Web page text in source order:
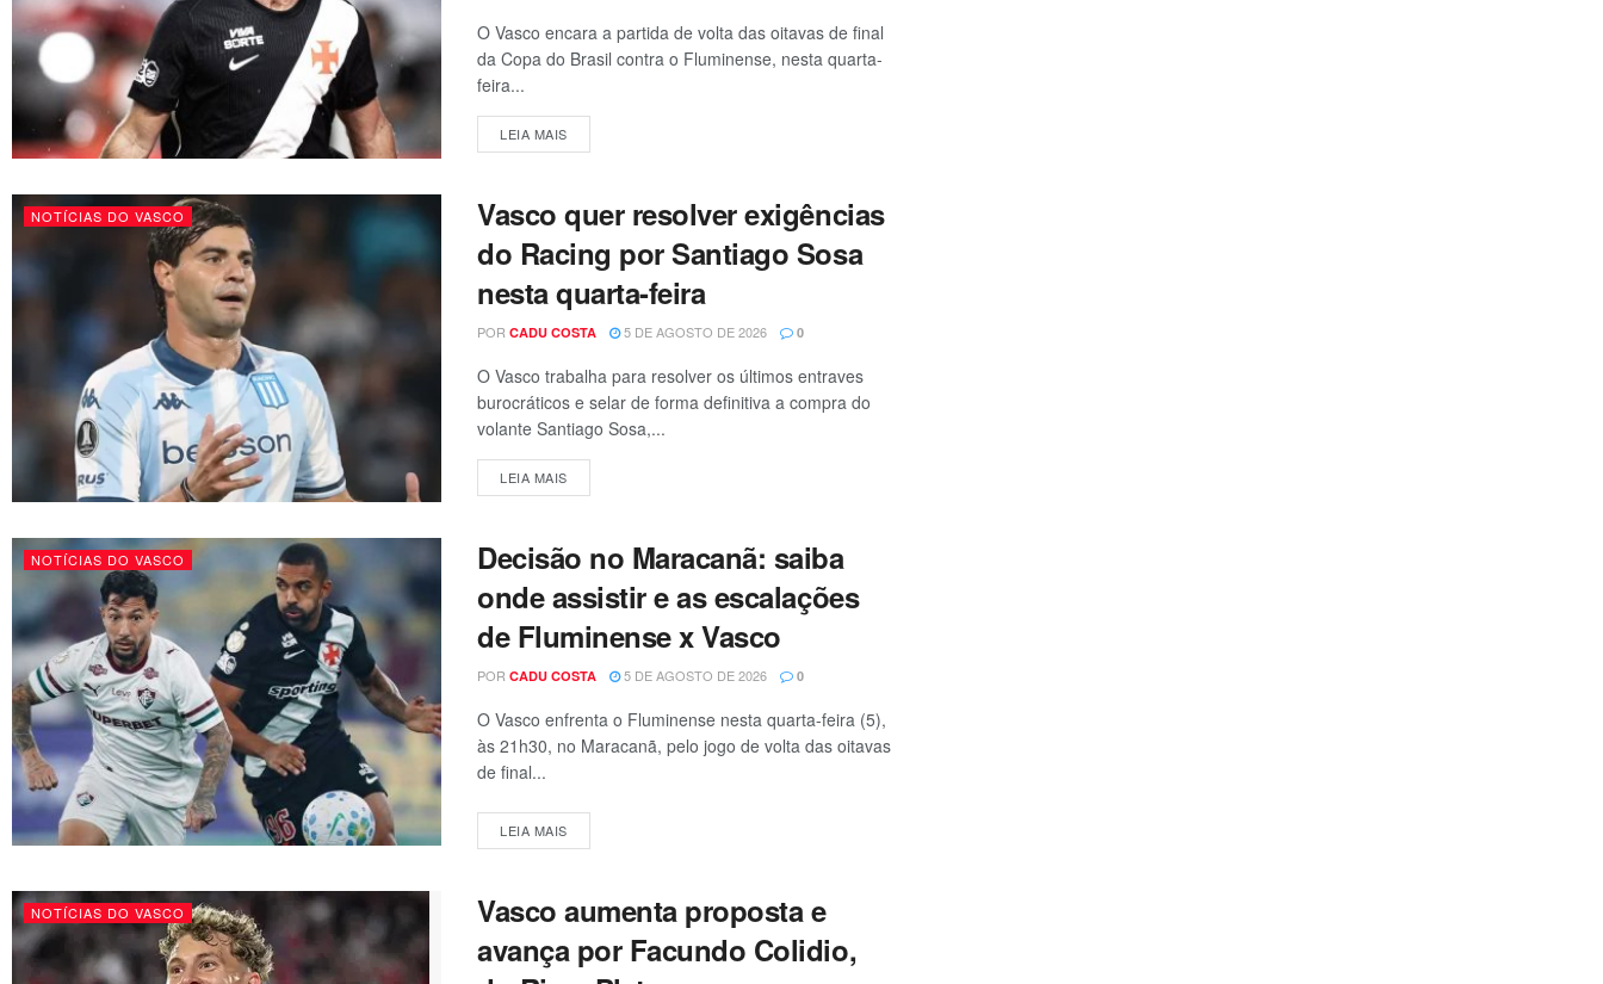
O Vasco encara a partida de volta das oitavas de final
da Copa do Brasil contra o Fluminense, nesta quarta-
feira...
LEIA MAIS
NOTÍCIAS DO VASCO
Vasco quer resolver exigências
do Racing por Santiago Sosa
nesta quarta-feira
POR CADU COSTA 5 DE AGOSTO DE 2026 0
O Vasco trabalha para resolver os últimos entraves
burocráticos e selar de forma definitiva a compra do
volante Santiago Sosa,...
LEIA MAIS
NOTÍCIAS DO VASCO
Decisão no Maracanã: saiba
onde assistir e as escalações
de Fluminense x Vasco
POR CADU COSTA 5 DE AGOSTO DE 2026 0
O Vasco enfrenta o Fluminense nesta quarta-feira (5),
às 21h30, no Maracanã, pelo jogo de volta das oitavas
de final...
LEIA MAIS
NOTÍCIAS DO VASCO
Vasco aumenta proposta e
avança por Facundo Colidio,